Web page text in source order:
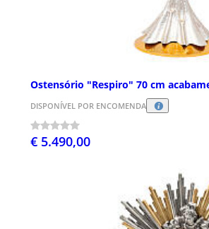
Ostensório "Respiro" 70 cm
DISPONÍVEL POR ENCOMENDA
€ 5.490,00